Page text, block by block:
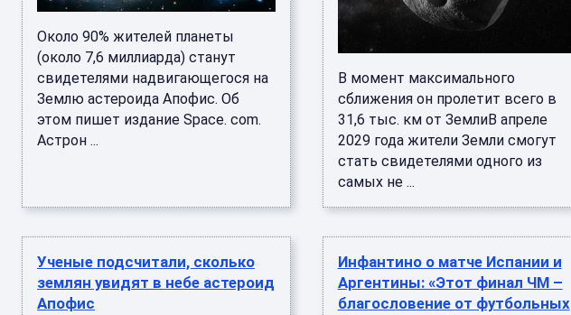
Около 90% жителей планеты
(около 7,6 миллиарда) станут
свидетелями надвигающегося на
Землю астероида Апофис. Об
этом пишет издание Space. com.
Астрон ...
В момент максимального
сближения он пролетит всего в
31,6 тыс. км от ЗемлиВ апреле
2029 года жители Земли смогут
стать свидетелями одного из
самых не ...
Ученые подсчитали, сколько
землян увидят в небе астероид
Апофис
Инфантино о матче Испании и
Аргентины: «Этот финал ЧМ –
благословение от футбольных